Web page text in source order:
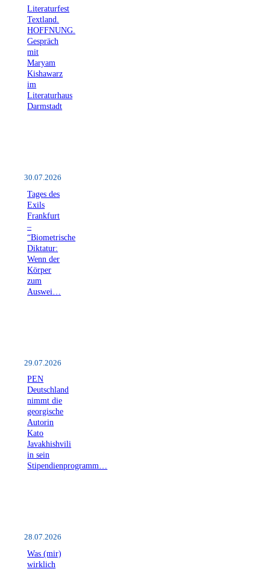
Literaturfest
Textland.
HOFFNUNG.
Gespräch
mit
Maryam
Kishawarz
im
Literaturhaus
Darmstadt
30.07.2026
Tages des
Exils
Frankfurt
–
“Biometrische
Diktatur:
Wenn der
Körper
zum
Auswei…
29.07.2026
PEN
Deutschland
nimmt die
georgische
Autorin
Kato
Javakhishvili
in sein
Stipendienprogramm…
28.07.2026
Was (mir)
wirklich